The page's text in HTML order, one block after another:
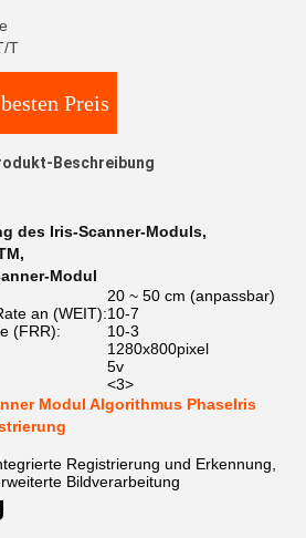
T
Preis
Beschreibung
des Iris-Scanner-Moduls,
,
Modul
20 ~ 50 cm (anpassbar)
an (WEIT):10-7
(FRR):
10-3
1280x800pixel
5v
<3>
Modul Algorithmus PhaseIris
Registrierung und Erkennung,
Bildverarbeitung